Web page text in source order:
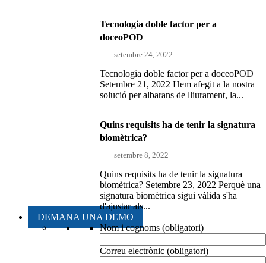
Tecnologia doble factor per a
doceoPOD
setembre 24, 2022
Tecnologia doble factor per a doceoPOD
Setembre 21, 2022 Hem afegit a la nostra
solució per albarans de lliurament, la...
Quins requisits ha de tenir la signatura
biomètrica?
setembre 8, 2022
Quins requisits ha de tenir la signatura
biomètrica? Setembre 23, 2022 Perquè una
signatura biomètrica sigui vàlida s'ha
d'ajustar als...
DEMANA UNA DEMO
Nom i cognoms (obligatori)
Correu electrònic (obligatori)